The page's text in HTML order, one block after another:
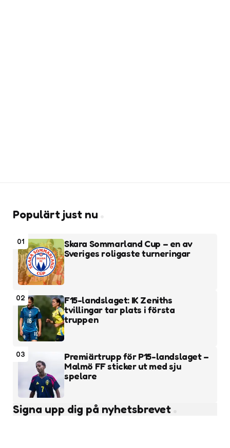
Populärt just nu
01
Skara Sommarland Cup – en av
Sveriges roligaste turneringar
02
F15-landslaget: IK Zeniths
tvillingar tar plats i första
truppen
03
Premiärtrupp för P15-landslaget –
Malmö FF sticker ut med sju
spelare
Signa upp dig på nyhetsbrevet